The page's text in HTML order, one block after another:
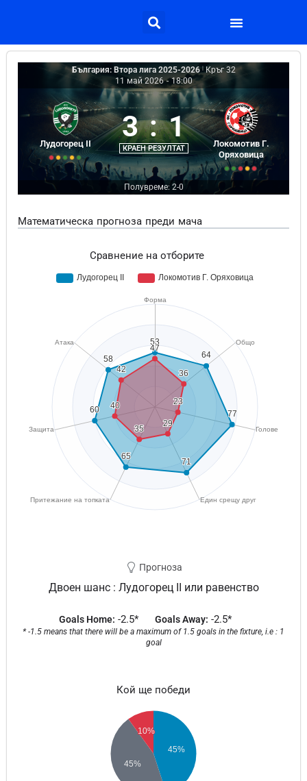
България: Втора лига 2025-2026 | Кръг 32
11 май 2026 - 18:00
Лудогорец II
3 : 1
КРАЕН РЕЗУЛТАТ
Локомотив Г.
Оряховица
Полувреме: 2-0
Математическа прогноза преди мача
Сравнение на отборите
Прогноза
Двоен шанс : Лудогорец II или равенство
Goals Home: -2.5* Goals Away: -2.5*
* -1.5 means that there will be a maximum of 1.5 goals in the fixture, i.e : 1
goal
Кой ще победи